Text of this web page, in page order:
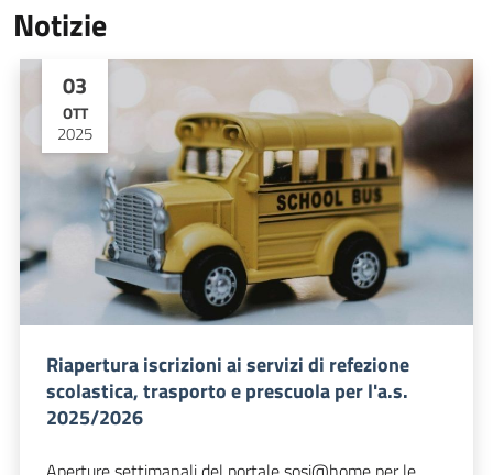
Notizie
03
OTT
2025
Riapertura iscrizioni ai servizi di refezione
scolastica, trasporto e prescuola per l'a.s.
2025/2026